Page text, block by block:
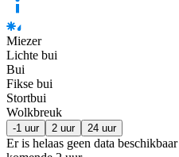
Miezer
Lichte bui
Bui
Fikse bui
Stortbui
Wolkbreuk
-1 uur 2 uur 24 uur
Er is helaas geen data